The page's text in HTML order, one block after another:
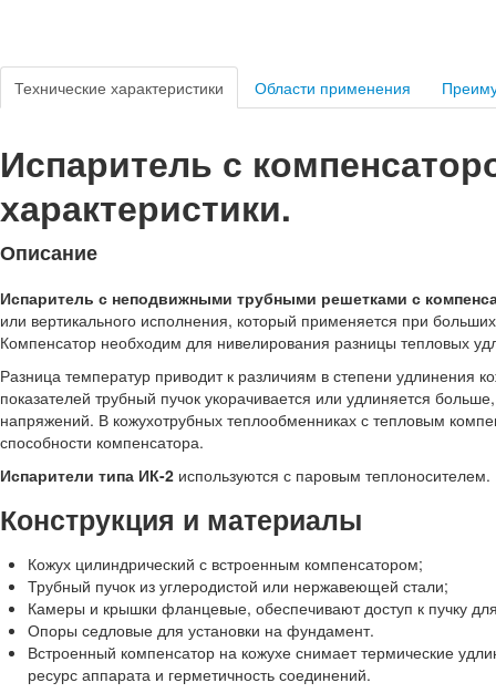
Технические характеристики Области применения
Испаритель с
характеристики.
Описание
Испаритель с неподвижными трубными решетками с
или вертикального исполнения, который применяется при
Компенсатор необходим для нивелирования разницы тепловых
Разница температур приводит к различиям в степени удлинения
показателей трубный пучок укорачивается или удлиняется
напряжений. В кожухотрубных теплообменниках с тепловым
способности компенсатора.
Испарители типа ИК-2 используются с паровым теплоносителем.
Конструкция и материалы
Кожух цилиндрический с встроенным компенсатором;
Трубный пучок из углеродистой или нержавеющей стали;
Камеры и крышки фланцевые, обеспечивают доступ к пучку
Опоры седловые для установки на фундамент.
Встроенный компенсатор на кожухе снимает термические
ресурс аппарата и герметичность соединений.